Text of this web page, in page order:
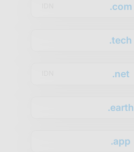
.com
.tech
.net
.earth
.app